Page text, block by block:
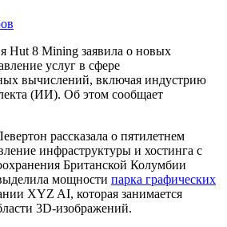
Hut 8 Mining заявила о новых
услуг в сфере
вычислений, включая индустрию
(ИИ). Об этом сообщает
рассказала о пятилетнем
инфраструктуры и хостинга с
Британской Колумбии
мощности парка графических
XYZ AI, которая занимается
3D-изображений.